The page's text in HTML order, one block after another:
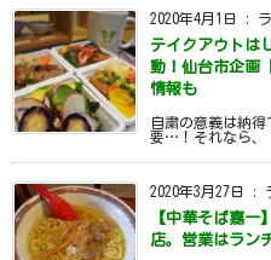
2020年4月1日 :
テイクアウトは
動！仙台市企画
情報も
自粛の意義は納
要…！それなら、
2020年3月27日 :
【中華そば嘉一
店。営業はラン